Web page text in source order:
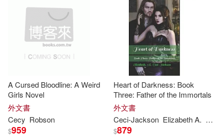
Millet(1) Mundaca-Shah(1)
Nelson(1)
Page(1) Pernice(1)
A Cursed Bloodline: A Weird
Girls Novel
外文書
Cecy Robson
$959
Heart of Darkness: Book
Three: Father of the Immortals
外文書
Ceci-Jackson Elizabeth A. Nene
$879